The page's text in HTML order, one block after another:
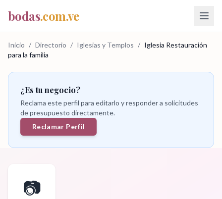
bodas.com.ve
Inicio / Directorio / Iglesias y Templos / Iglesia Restauración
para la familia
¿Es tu negocio?
Reclama este perfil para editarlo y responder a solicitudes
de presupuesto directamente.
Reclamar Perfil
📷